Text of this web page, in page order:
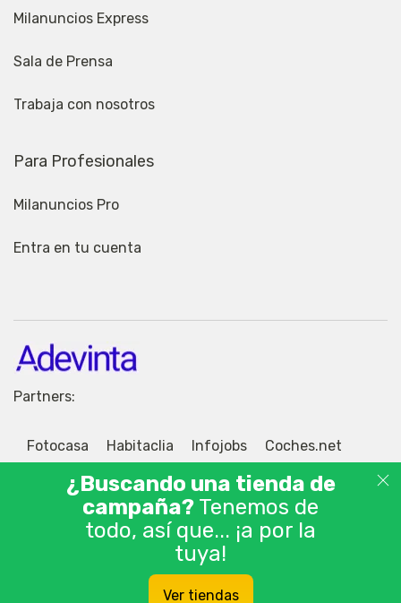
Milanuncios Express
Sala de Prensa
Trabaja con nosotros
Para Profesionales
Milanuncios Pro
Entra en tu cuenta
Partners:
Fotocasa Habitaclia Infojobs
Coches.net
Motos.net
Jobisjob
© 2026 Adevinta Motor S.L.U. Tablón de anuncios
¿Buscando una tienda de
campaña? Tenemos de
todo, así que... ¡a por la
tuya!
Ver tiendas